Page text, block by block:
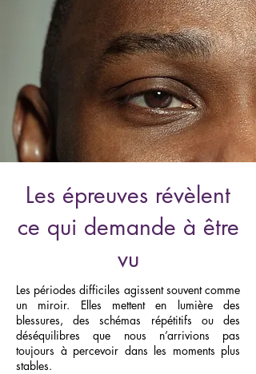
Les épreuves révèlent
ce qui demande à être
vu
Les périodes difficiles agissent souvent comme
un miroir. Elles mettent en lumière des
blessures, des schémas répétitifs ou des
déséquilibres que nous n’arrivions pas
toujours à percevoir dans les moments plus
stables.